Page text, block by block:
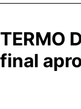
TERMO
final